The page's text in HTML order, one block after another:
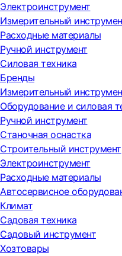
Электроинструмент
Измерительный
Расходные материалы
Ручной инструмент
Силовая техника
Бренды
Измерительный
Оборудование и силовая
Ручной инструмент
Станочная оснастка
Строительный инструмент
Электроинструмент
Расходные материалы
Автосервисное
Климат
Садовая техника
Садовый инструмент
Хозтовары